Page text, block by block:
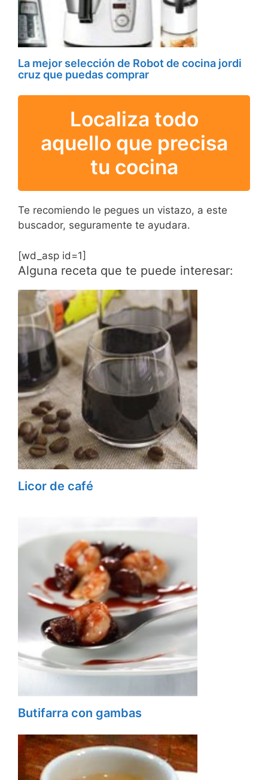
La mejor selección de Robot de cocina jordi
cruz que puedas comprar
Localiza todo
aquello que precisa
tu cocina
Te recomiendo le pegues un vistazo, a este
buscador, seguramente te ayudara.
[wd_asp id=1]
Alguna receta que te puede interesar:
Licor de café
Butifarra con gambas